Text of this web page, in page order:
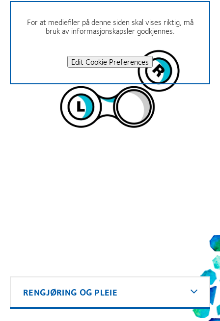
For at mediefiler på denne siden skal vises riktig, må
bruk av informasjonskapsler godkjennes.
Edit Cookie Preferences
RENGJØRING OG PLEIE